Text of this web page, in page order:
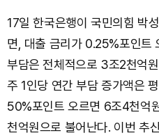
17일 한국은행이 국민의힘 박
면, 대출 금리가 0.25%포인트
부담은 전체적으로 3조2천억
주 1인당 연간 부담 증가액은
50%포인트 오르면 6조4천억
천억원으로 불어난다. 이번 추